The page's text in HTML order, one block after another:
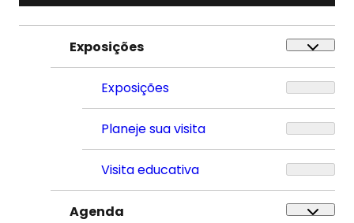
Exposições
Exposições
Planeje sua visita
Visita educativa
Agenda